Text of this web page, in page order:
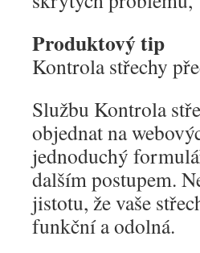
Produktový tip
Kontrola střechy
Službu Kontrola
objednat na
jednoduchý
dalším postupem.
jistotu, že vaše
funkční a odolná.